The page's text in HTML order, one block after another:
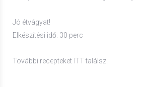
Jó étvágyat!
Elkészítési idő: 30 perc
További recepteket ITT találsz.